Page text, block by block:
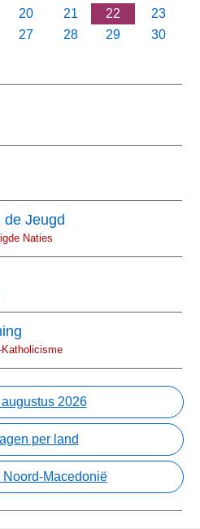
20 21 22
23
27 28 29
30
de Jeugd
Naties
2026
per land
Noord-Macedonië